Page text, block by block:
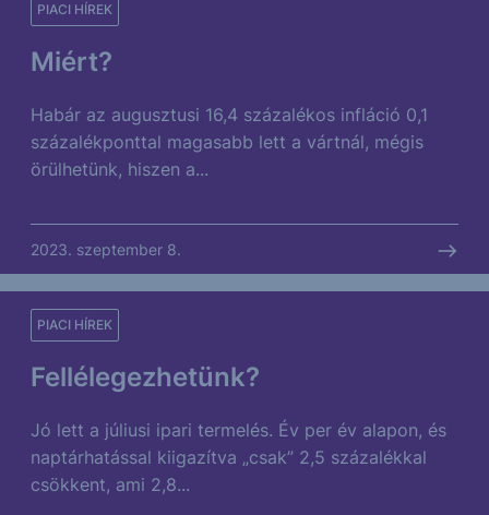
Miért?
PIACI HÍREK
Habár az augusztusi 16,4 százalékos infláció 0,1
százalékponttal magasabb lett a vártnál, mégis
örülhetünk, hiszen a...
2023. szeptember 8.
Fellélegezhetünk?
PIACI HÍREK
Jó lett a júliusi ipari termelés. Év per év alapon, és
naptárhatással kiigazítva „csak” 2,5 százalékkal
csökkent, ami 2,8...